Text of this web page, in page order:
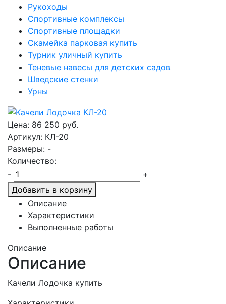
Рукоходы
Спортивные комплексы
Спортивные площадки
Скамейка парковая купить
Турник уличный купить
Теневые навесы для детских садов
Шведские стенки
Урны
Цена: 86 250 руб.
Артикул: КЛ-20
Размеры: -
Количество:
-
+
Добавить в корзину
Описание
Характеристики
Выполненные работы
Описание
Описание
Качели Лодочка купить